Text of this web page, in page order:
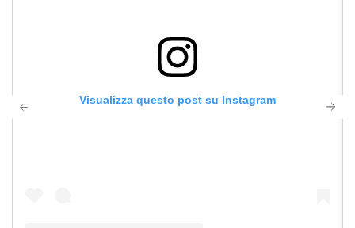
Visualizza questo post su Instagram